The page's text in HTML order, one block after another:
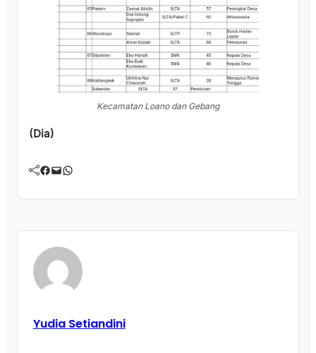
Kecamatan Loano dan Gebang
(Dia)
Facebook Mail WhatsApp
Yudia Setiandini